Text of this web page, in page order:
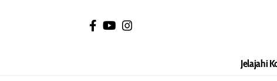
Jelajahi